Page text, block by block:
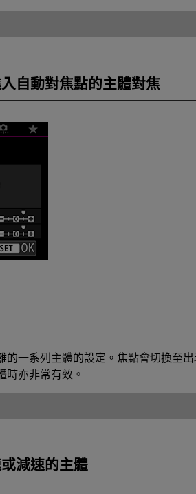
自動對焦點的主體對焦
的一系列主體的設定。焦點會切換至
時亦非常有效。
減速的主體